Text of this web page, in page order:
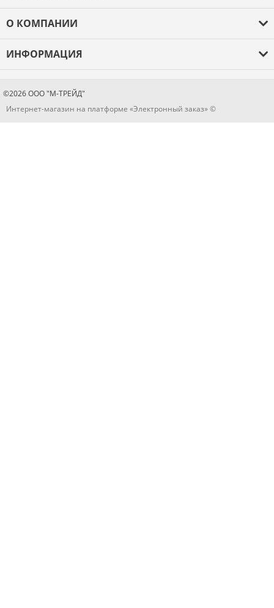
О КОМПАНИИ
Новости
ИНФОРМАЦИЯ
Каталог товаров
Бренды
Блог
©2026 ООО "М-ТРЕЙД"
Интернет-магазин на платформе «Электронный заказ» ©